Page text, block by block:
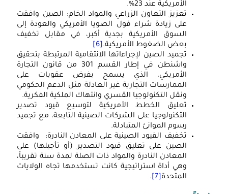
الأمريكية عند 23%.
تعزيز التعاون الزراعي والمواد الخام: الصين وافقت
على زيادة شراء فول الصويا الأمريكي والعودة إلى
السوق الأمريكية بجدية أكبر، في مقابل تخفيف
بعض الضغوط الأمريكية.[6]
تجميد الصين لإجراءاتها الانتقامية المرتبطة بتحقيق
واشنطن في إطار القسم 301 من قانون التجارة
الأمريكي، الذي يسمح بفرض عقوبات على
الممارسات التجارية غير العادلة مثل الدعم الحكومي
ونقل التكنولوجيا القسري وانتهاك الملكية الفكرية.
تعليق الخطط الأمريكية لتوسيع قيود تصدير
التكنولوجيا على الشركات الصينية التابعة، مع تجميد
رسوم الموانئ المتبادلة.
تخفيف القيود الصينية على المعادن النادرة: وافقت
الصين على تعليق قيود التصدير (أو تأجيلها) على
المعادن النادرة والمواد ذات الصلة لمدة سنة تقريباً،
وهي أداة استراتيجية كانت تستخدمها تجاه الولايات
المتحدة[7]
.